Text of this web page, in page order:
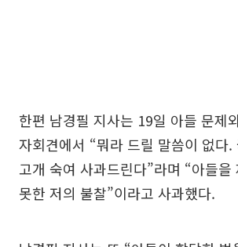
한편 남경필 지사는 19일 아들 문제
자회견에서 “뭐라 드릴 말씀이 없다.
고개 숙여 사과드린다”라며 “아들을
못한 저의 불찰”이라고 사과했다.